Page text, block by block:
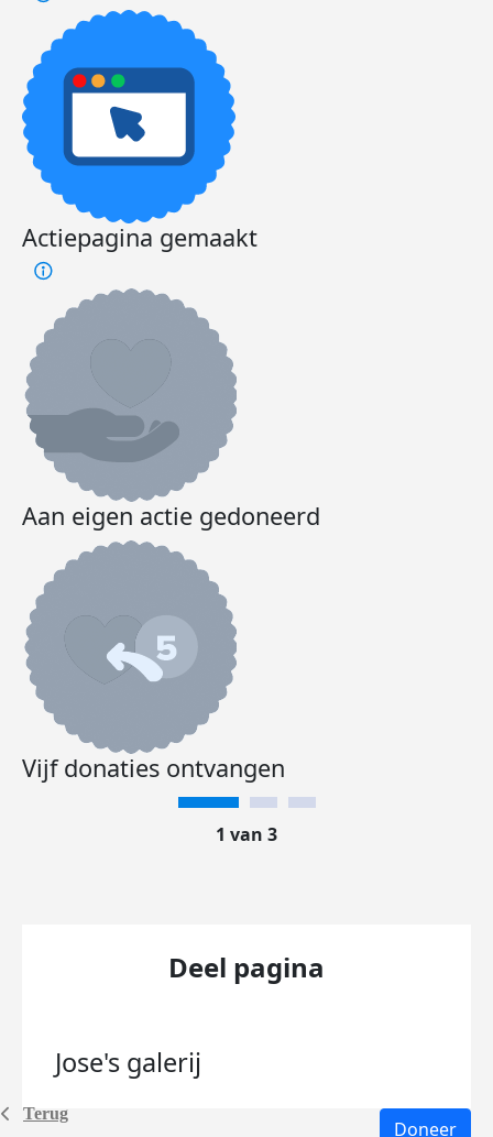
Terug
Actiepagina gemaakt
Aan eigen actie gedoneerd
Vijf donaties ontvangen
1 van 3
Deel pagina
Jose's galerij
Doneer